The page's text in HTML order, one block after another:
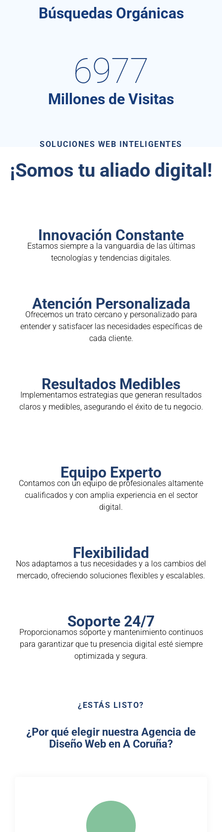
Búsquedas Orgánicas
8057
Millones de Visitas
SOLUCIONES WEB INTELIGENTES
¡Somos tu aliado digital!
Innovación Constante
Estamos siempre a la vanguardia de las últimas
tecnologías y tendencias digitales.
Atención Personalizada
Ofrecemos un trato cercano y personalizado para
entender y satisfacer las necesidades específicas de
cada cliente.
Resultados Medibles
Implementamos estrategias que generan resultados
claros y medibles, asegurando el éxito de tu negocio.
Equipo Experto
Contamos con un equipo de profesionales altamente
cualificados y con amplia experiencia en el sector
digital.
Flexibilidad
Nos adaptamos a tus necesidades y a los cambios del
mercado, ofreciendo soluciones flexibles y escalables.
Soporte 24/7
Proporcionamos soporte y mantenimiento continuos
para garantizar que tu presencia digital esté siempre
optimizada y segura.
¿ESTÁS LISTO?
¿Por qué elegir nuestra Agencia de
Diseño Web en A Coruña?